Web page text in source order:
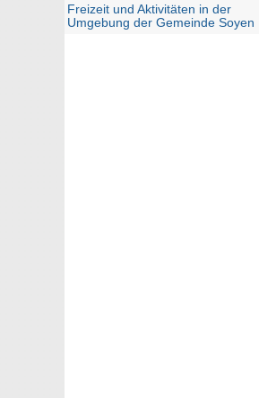
Freizeit und Aktivitäten in der
Umgebung der Gemeinde Soyen